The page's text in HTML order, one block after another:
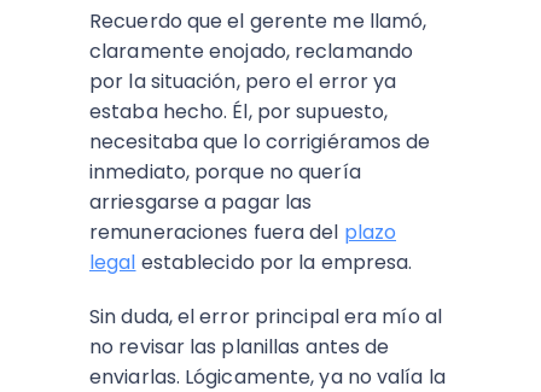
Recuerdo que el gerente me llamó,
claramente enojado, reclamando
por la situación, pero el error ya
estaba hecho. Él, por supuesto,
necesitaba que lo corrigiéramos de
inmediato, porque no quería
arriesgarse a pagar las
remuneraciones fuera del plazo
legal establecido por la empresa.
Sin duda, el error principal era mío al
no revisar las planillas antes de
enviarlas. Lógicamente, ya no valía la